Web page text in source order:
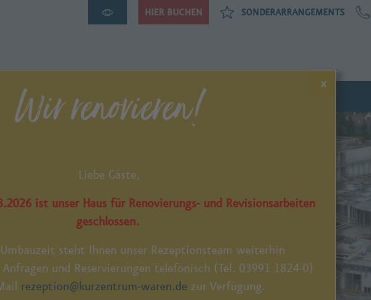
HIER BUCHEN SONDERARRANGEMENTS
Wir renovieren!
Liebe Gäste,
ist unser Haus für Renovierungs- und Revisionsarbeiten
geschlossen.
steht Ihnen unser Rezeptionsteam weiterhin
und Reservierungen telefonisch (Tel. 03991 1824-0)
rezeption@kurzentrum-waren.de zur Verfügung.
x